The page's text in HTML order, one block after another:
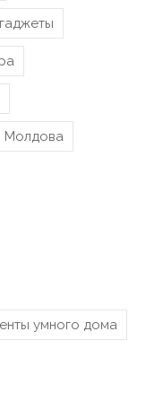
Молдова
умного дома